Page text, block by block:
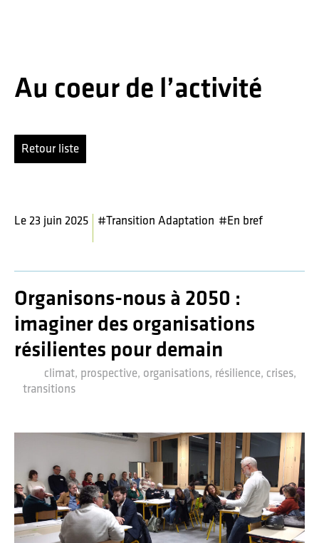
de
la
Renne
Au coeur de l’activité
Organisons-nous à 2050 :
imaginer des organisations
résilientes pour demain
climat, prospective, organisations, résilience, crises,
transitions
Le 23 juin 2025 #Transition Adaptation #En bref
Retour liste